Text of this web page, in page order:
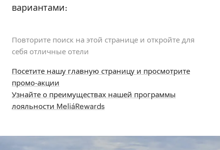
вариантами:
Повторите поиск на этой странице и откройте для
себя отличные отели
Посетите нашу главную страницу и просмотрите
промо-акции
Узнайте о преимуществах нашей программы
лояльности MeliáRewards